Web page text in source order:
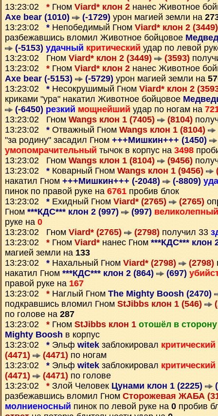
13:23:02 * Гном Viard* клон 2 нанес Животное
Axe bear (1010)
(-1729) урон магией земли на
13:23:02 * Непобедимый Гном Viard* клон 2
разбежавшись вломил Животное бойцовое
(-5153) удачный критический удар по левой
13:23:02 Гном Viard* клон 2 (3449) (3593)
13:23:02 * Гном Viard* клон 2 нанес Животное
Axe bear (-5153)
(-5729) урон магией земли на
13:23:02 * Несокрушимый Гном Viard* клон 2
криками "ура" накатил Животное бойцовое
(-6450) резкий мощнейший удар по ногам на
13:23:02 Гном Wangs клон 1 (7405) (8104)
13:23:02 * Отважный Гном Wangs клон 1 (8104)
"за родину" засадил Гном +++Мишкин+++ (1450)
умопомрачительный тычок в корпус на 3498
13:23:02 Гном Wangs клон 1 (8104) (9456)
13:23:02 * Коварный Гном Wangs клон 1 (9456)
накатил Гном +++Мишкин+++ (-2048) (-8809)
пинок по правой руке на 6761 пробив блок
13:23:02 * Ехидный Гном Viard* (2765) (2765)
Гном ***КДС*** клон 2 (997) (997) великолепный
руке на 0
13:23:02 Гном Viard* (2765) (2798) получил 33
13:23:02 * Гном Viard* нанес Гном ***КДС*** клон
магией земли на 133
13:23:02 * Нахальный Гном Viard* (2798) (2798)
накатил Гном ***КДС*** клон 2 (864) (697)
правой руке на 167
13:23:02 * Наглый Гном The Mighty Boosh (2470)
подкравшись вломил Гном StJibbs клон 1 (546)
по голове на 287
13:23:02 * Гном StJibbs клон 1 отошёл в сторону
Mighty Boosh в корпус
13:23:02 * Эльф witek заблокировал критический
(4471)
(4471) по ногам
13:23:02 * Эльф witek заблокировал критический
(4471)
(4471) по голове
13:23:02 * Злой Человек Цунами клон 1 (2225)
разбежавшись вломил Гном Сторожевая ЖАБА
молниеносный пинок по левой руке на 0 пробив